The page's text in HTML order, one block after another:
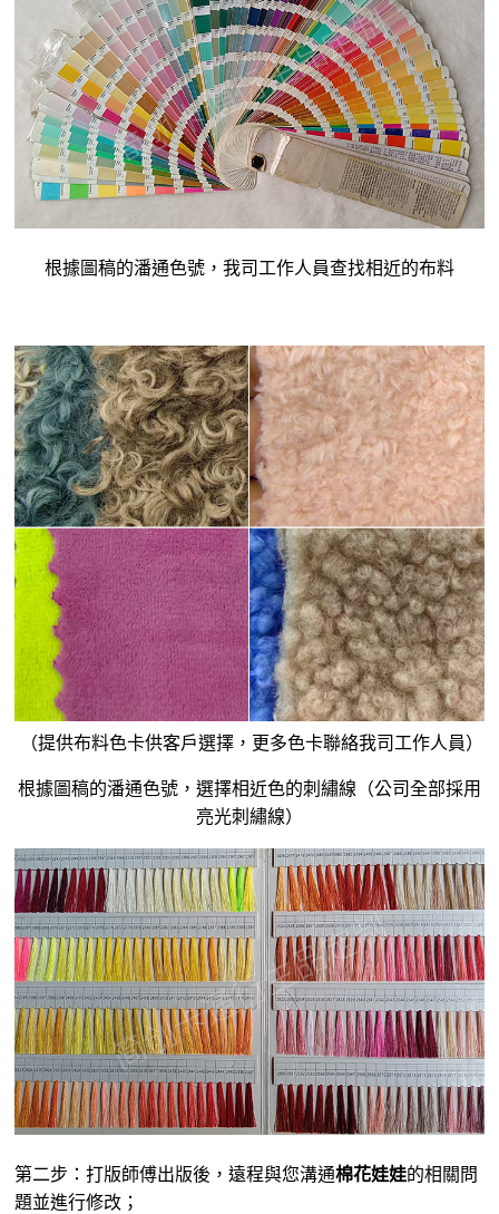
根據圖稿的潘通色號，我司工作人員查找相近的布料
（提供布料色卡供客戶選擇，更多色卡聯絡我司工作人員）
根據圖稿的潘通色號，選擇相近色的刺繡線（公司全部採用
亮光刺繡線）
第二步：打版師傅出版後，遠程與您溝通棉花娃娃的相關問
題並進行修改；